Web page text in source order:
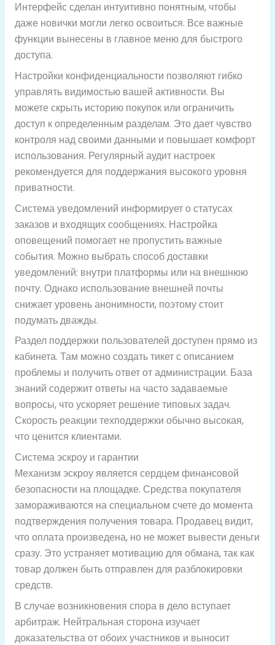
Интерфейс сделан интуитивно понятным, чтобы
даже новички могли легко освоиться. Все важные
функции вынесены в главное меню для быстрого
доступа.
Настройки конфиденциальности позволяют гибко
управлять видимостью вашей активности. Вы
можете скрыть историю покупок или ограничить
доступ к определенным разделам. Это дает чувство
контроля над своими данными и повышает комфорт
использования. Регулярный аудит настроек
рекомендуется для поддержания высокого уровня
приватности.
Система уведомлений информирует о статусах
заказов и входящих сообщениях. Настройка
оповещений помогает не пропустить важные
события. Можно выбрать способ доставки
уведомлений: внутри платформы или на внешнюю
почту. Однако использование внешней почты
снижает уровень анонимности, поэтому стоит
подумать дважды.
Раздел поддержки пользователей доступен прямо из
кабинета. Там можно создать тикет с описанием
проблемы и получить ответ от администрации. База
знаний содержит ответы на часто задаваемые
вопросы, что ускоряет решение типовых задач.
Скорость реакции техподдержки обычно высокая,
что ценится клиентами.
Система эскроу и гарантии
Механизм эскроу является сердцем финансовой
безопасности на площадке. Средства покупателя
замораживаются на специальном счете до момента
подтверждения получения товара. Продавец видит,
что оплата произведена, но не может вывести деньги
сразу. Это устраняет мотивацию для обмана, так как
товар должен быть отправлен для разблокировки
средств.
В случае возникновения спора в дело вступает
арбитраж. Нейтральная сторона изучает
доказательства от обоих участников и выносит